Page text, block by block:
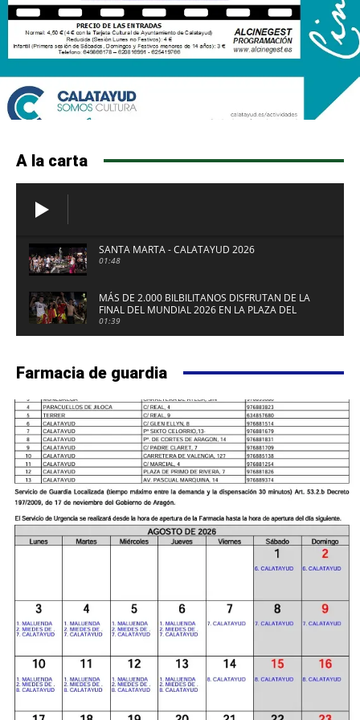
A la carta
SANTA MARTA - CALATAYUD 2026
01:48
MÁS DE 2.000 BILBILITANOS DISFRUTAN DE LA
FINAL DEL MUNDIAL 2026 EN LA PLAZA DEL
FUERTE DE CALATAYUD
01:39
Farmacia de guardia